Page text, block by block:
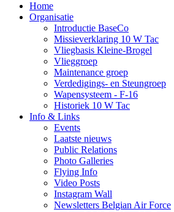
Home
Organisatie
Introductie BaseCo
Missieverklaring 10 W Tac
Vliegbasis Kleine-Brogel
Vlieggroep
Maintenance groep
Verdedigings- en Steungroep
Wapensysteem - F-16
Historiek 10 W Tac
Info & Links
Events
Laatste nieuws
Public Relations
Photo Galleries
Flying Info
Video Posts
Instagram Wall
Newsletters Belgian Air Force